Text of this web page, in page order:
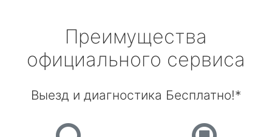
Преимущества
официального сервиса
Выезд и диагностика Бесплатно!*